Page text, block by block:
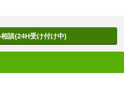
談(24H受け付け中)